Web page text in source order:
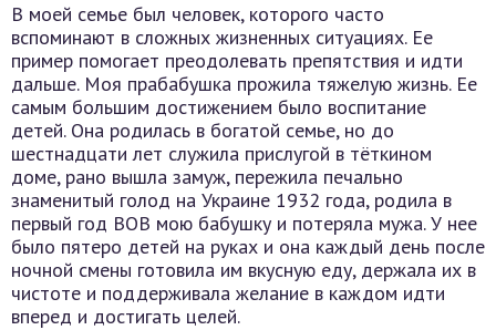
В моей семье был человек, которого часто
вспоминают в сложных жизненных ситуациях. Ее
пример помогает преодолевать препятствия и идти
дальше. Моя прабабушка прожила тяжелую жизнь. Ее
самым большим достижением было воспитание
детей. Она родилась в богатой семье, но до
шестнадцати лет служила прислугой в тёткином
доме, рано вышла замуж, пережила печально
знаменитый голод на Украине 1932 года, родила в
первый год ВОВ мою бабушку и потеряла мужа. У нее
было пятеро детей на руках и она каждый день после
ночной смены готовила им вкусную еду, держала их в
чистоте и поддерживала желание в каждом идти
вперед и достигать целей.